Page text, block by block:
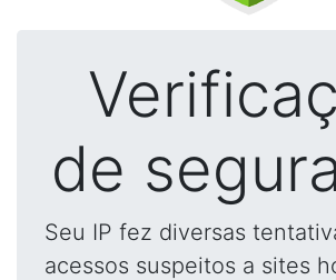
de
Seu IP fez diversas
acessos suspeitos a sites